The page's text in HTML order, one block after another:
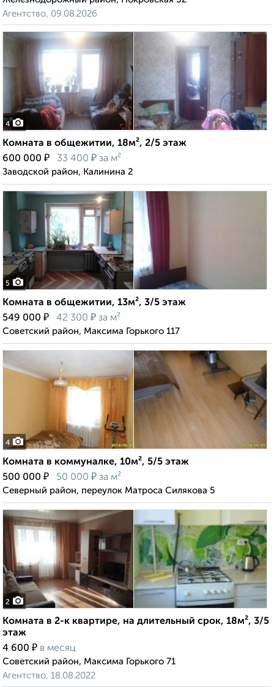
Агентство, 09.08.2026
4
Комната в общежитии, 18м², 2/5 этаж
600 000 ₽ 33 400 ₽ за м²
Заводской район, Калинина 2
5
Комната в общежитии, 13м², 3/5 этаж
549 000 ₽ 42 300 ₽ за м²
Советский район, Максима Горького 117
4
Комната в коммуналке, 10м², 5/5 этаж
500 000 ₽ 50 000 ₽ за м²
Северный район, переулок Матроса Силякова 5
2
Комната в 2-к квартире, на длительный срок, 18м², 3/5
этаж
4 600 ₽ в месяц
Советский район, Максима Горького 71
Агентство, 18.08.2022